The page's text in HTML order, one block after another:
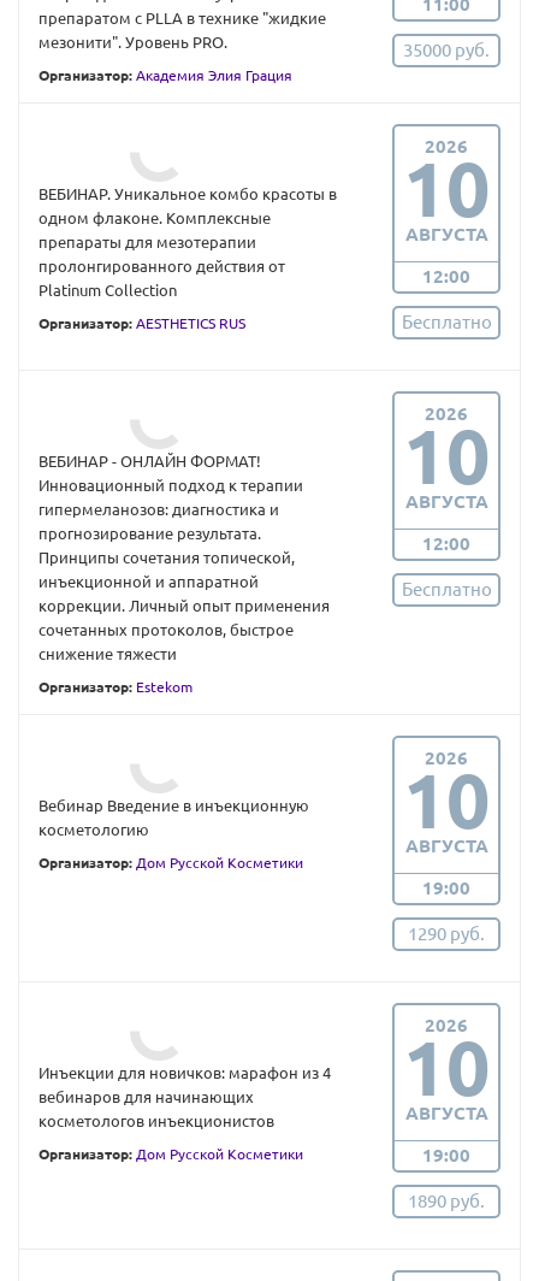
препаратом с PLLA в технике "жидкие
мезонити". Уровень PRO.
Организатор: Академия Элия Грация
11:00
35000 руб.
ВЕБИНАР. Уникальное комбо красоты в
одном флаконе. Комплексные
препараты для мезотерапии
пролонгированного действия от
Platinum Collection
Организатор: AESTHETICS RUS
2026
10
АВГУСТА
12:00
Бесплатно
ВЕБИНАР - ОНЛАЙН ФОРМАТ!
Инновационный подход к терапии
гипермеланозов: диагностика и
прогнозирование результата.
Принципы сочетания топической,
инъекционной и аппаратной
коррекции. Личный опыт применения
сочетанных протоколов, быстрое
снижение тяжести
Организатор: Estekom
2026
10
АВГУСТА
12:00
Бесплатно
Вебинар Введение в инъекционную
косметологию
Организатор: Дом Русской Косметики
2026
10
АВГУСТА
19:00
1290 руб.
Инъекции для новичков: марафон из 4
вебинаров для начинающих
косметологов инъекционистов
Организатор: Дом Русской Косметики
2026
10
АВГУСТА
19:00
1890 руб.